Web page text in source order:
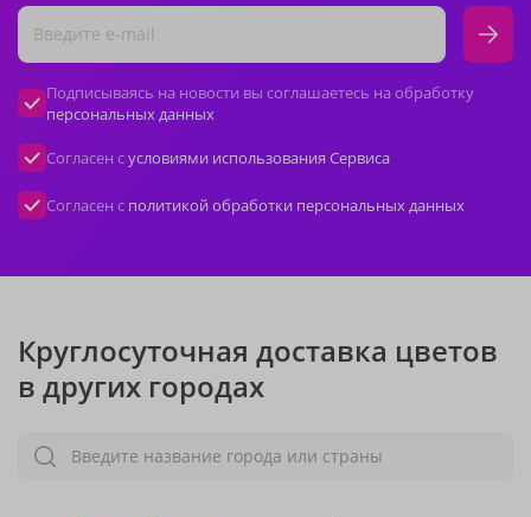
Подписываясь на новости вы соглашаетесь на обработку
персональных данных
Согласен сусловиями использования Сервиса
Согласен с политикой обработки персональных данных
Круглосуточная доставка цветов
в других городах
Введите название города или страны